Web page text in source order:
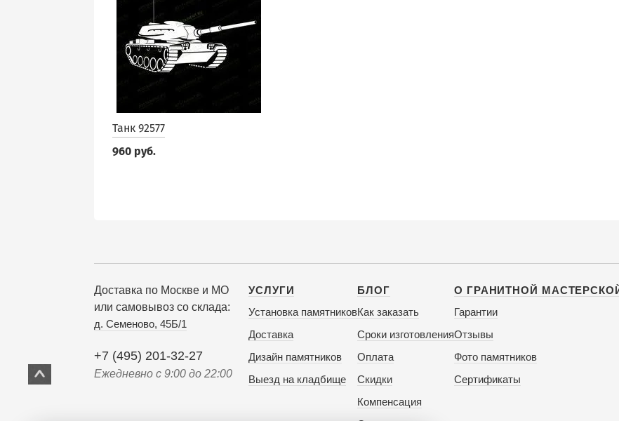
Танк 92577
960 руб.
Доставка по Москве и МО
или самовывоз со склада:
д. Семеново, 45Б/1
+7 (495) 201-32-27
Ежедневно с 9:00 до 22:00
УСЛУГИ
Установка памятников
Доставка
Дизайн памятников
Выезд на кладбище
БЛОГ
Как заказать
Сроки изготовления
Оплата
Скидки
Компенсация
О ГРАНИТНОЙ
Гарантии
Отзывы
Фото памятников
Сертификаты